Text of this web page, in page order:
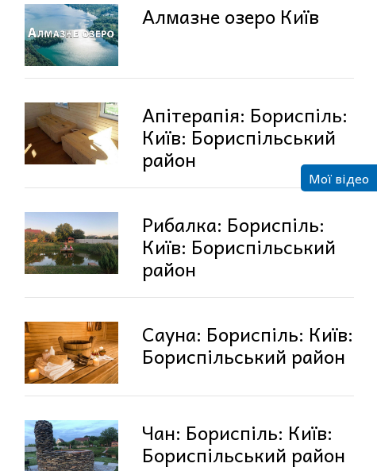
Алмазне озеро Київ
Апітерапія: Бориспіль:
Київ: Бориспільський
район
Рибалка: Бориспіль:
Київ: Бориспільський
район
Сауна: Бориспіль: Київ:
Бориспільський район
Чан: Бориспіль: Київ:
Бориспільський район
Мої відео